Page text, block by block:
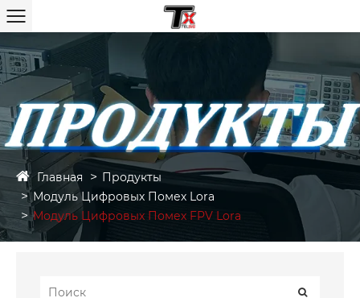
Главная
Продукты
Модуль Цифровых Помех Lora
Модуль Цифровых Помех FPV Lora